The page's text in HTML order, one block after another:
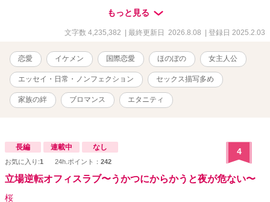
校の事務員。ビリーの家族とか知り合いは「カエ」って呼ぶ。 グウ
ェン・・・ビリーのお母さん。ブティック経営者。 メーガン・・・
ビリーの妹。教師。サーフィン大好き。ブリスベン在住。 ノエ
空エンジニア。 父と母・・・名前は「ジュン」と「ミカ」。横浜に
住んでいる。 ザンダー・・・ビリーの甥。 メイ・・・私とビリーの
娘。 ＜病院関係者＞ フレッド・・・コリンの後輩の整形外科医。私
のお友達。 コリン・・・整形外科医。私のお友達。 アダム・・・ビ
リーの同僚で大学時代からの大親友。今では私の親友みたいな人。
デニー・・・産婦人科医。テッドと交際しているお姉さんがいる。
ド・・・ビリーの上司。美しいバラ庭園を持っている。 ジェ
イ・・・ビリーの後輩。息子はマーティン。 フィン・・・ビリーと
ネイトの秘書。不整脈持ち。 ＜その他＞ ライル・・・翻訳エージェ
ントで仲の良いお友達。その後同僚になる。 クラリッサ・・・ライ
ルの彼女。ビリーが勤務する内科の看護師。 スティーブン・・・バ
もっと見る
文字数 4,235,382 | 最終更新日 2026.8.08 | 登録日 2025.2.03
恋愛 イケメン 国際恋愛 ほのぼの 女主人公
エッセイ・日常・ノンフェクション セックス描写多め
家族の絆 ブロマンス エタニティ
長編 連載中 なし
お気に入り:1 24h.ポイント： 242
4
立場逆転オフィスラブ〜うかつにからかうと夜が危ない〜
桜